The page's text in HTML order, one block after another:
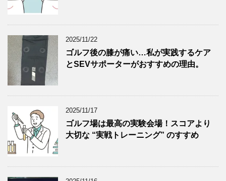
2025/11/22
ゴルフ後の膝が痛い…私が実践するケア
とSEVサポーターがおすすめの理由。
2025/11/17
ゴルフ場は最高の実験会場！スコアより
大切な “実戦トレーニング” のすすめ